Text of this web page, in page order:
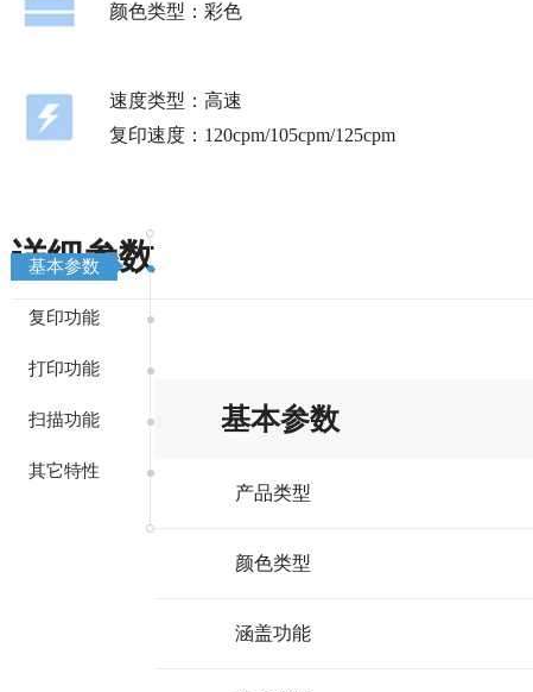
颜色类型：彩色
速度类型：高速
复印速度：120cpm/105cpm/125cpm
基本参数
复印功能
打印功能
扫描功能
其它特性
详细参数
基本参数
产品类型
颜色类型
涵盖功能